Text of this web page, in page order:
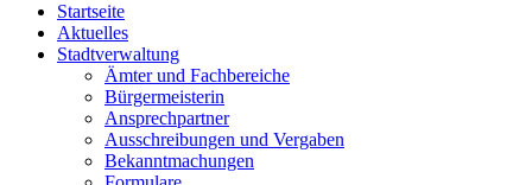
Startseite
Aktuelles
Stadtverwaltung
Ämter und Fachbereiche
Bürgermeisterin
Ansprechpartner
Ausschreibungen und Vergaben
Bekanntmachungen